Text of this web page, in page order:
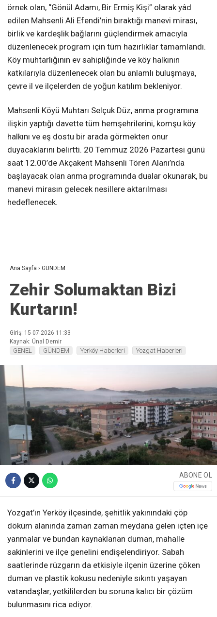
örnek olan, “Gönül Adamı, Bir Ermiş Kişi” olarak yâd
edilen Mahsenli Ali Efendi’nin bıraktığı manevi mirası,
birlik ve kardeşlik bağlarını güçlendirmek amacıyla
düzenlenecek program için tüm hazırlıklar tamamlandı.
Köy muhtarlığının ev sahipliğinde ve köy halkının
katkılarıyla düzenlenecek olan bu anlamlı buluşmaya,
çevre il ve ilçelerden de yoğun katılım bekleniyor.
Mahsenli Köyü Muhtarı Selçuk Düz, anma programına
ilişkin yaptığı davette tüm hemşehrilerini, komşu köy
halkını ve eş dostu bir arada görmekten onur
duyacaklarını belirtti. 20 Temmuz 2026 Pazartesi günü
saat 12.00’de Akçakent Mahsenli Tören Alanı’nda
başlayacak olan anma programında dualar okunarak, bu
manevi mirasın gelecek nesillere aktarılması
hedeflenecek.
Ana Sayfa › GÜNDEM
Zehir Solumaktan Bizi
Kurtarın!
Giriş: 15-07-2026 11:33
Kaynak: Ünal Demir
GENEL GÜNDEM Yerköy Haberleri Yozgat Haberleri
ABONE OL
Yozgat’ın Yerköy ilçesinde, şehitlik yakınındaki çöp
döküm alanında zaman zaman meydana gelen içten içe
yanmalar ve bundan kaynaklanan duman, mahalle
sakinlerini ve ilçe genelini endişelendiriyor. Sabah
saatlerinde rüzgarın da etkisiyle ilçenin üzerine çöken
duman ve plastik kokusu nedeniyle sıkıntı yaşayan
vatandaşlar, yetkililerden bu soruna kalıcı bir çözüm
bulunmasını rica ediyor.